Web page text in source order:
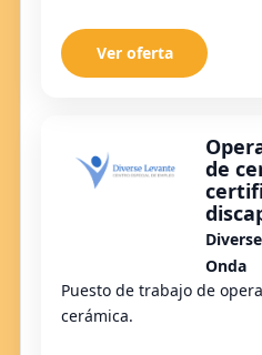
Ver oferta
de
Onda
Puesto de trabajo de
cerámica.